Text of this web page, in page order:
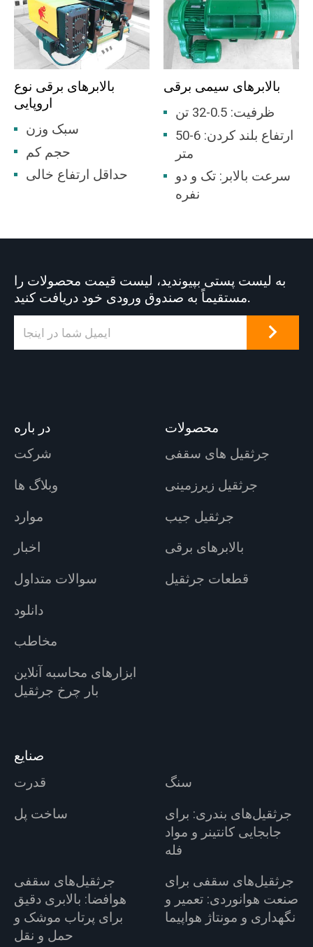
بالابرهای برقی نوع
اروپایی
سبک وزن
حجم کم
حداقل ارتفاع خالی
بالابرهای سیمی برقی
ظرفیت: 0.5-32 تن
ارتفاع بلند کردن: 6-50
متر
سرعت بالابر: تک و دو
نفره
به لیست پستی بپیوندید، لیست قیمت محصولات را
مستقیماً به صندوق ورودی خود دریافت کنید.
در باره
شرکت
وبلاگ ها
موارد
اخبار
سوالات متداول
دانلود
مخاطب
ابزارهای محاسبه آنلاین
بار چرخ جرثقیل
محصولات
جرثقیل های سقفی
جرثقیل زیرزمینی
جرثقیل جیب
بالابرهای برقی
قطعات جرثقیل
صنایع
قدرت
سنگ
ساخت پل
جرثقیل‌های بندری: برای
جابجایی کانتینر و مواد
فله
جرثقیل‌های سقفی
هوافضا: بالابری دقیق
برای پرتاب موشک و
حمل و نقل
جرثقیل‌های سقفی برای
صنعت هوانوردی: تعمیر و
نگهداری و مونتاژ هواپیما